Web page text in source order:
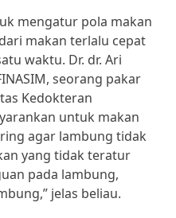
mengatur pola makan
makan terlalu cepat
waktu. Dr. dr. Ari
seorang pakar
Kedokteran
untuk makan
agar lambung tidak
yang tidak teratur
pada lambung,
jelas beliau.